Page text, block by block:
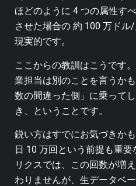
ほどのように 4 つの属性す
させた場合の 約 100 万ド
現実的です。
ここからの教訓はこうです
業担当は別のことを言うか
数の間違った側」に乗って
き、ということです。
鋭い方はすでにお気づきか
日 10 万回という前提も重
リクスでは、この回数が増
わりませんが、生データベ